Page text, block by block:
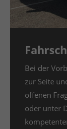
Bei der
zur Seite
offenen
oder unter